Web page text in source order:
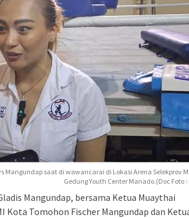
Mangundap saat di wawancarai di Lokasi Arena Selekprov
Gedung Youth Center Manado.(Doc Foto :
Mangundap, bersama Ketua Muaythai
Kota Tomohon Fischer Mangundap dan